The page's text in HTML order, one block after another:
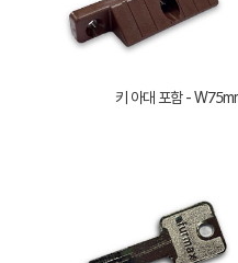
키 아대 포함 -